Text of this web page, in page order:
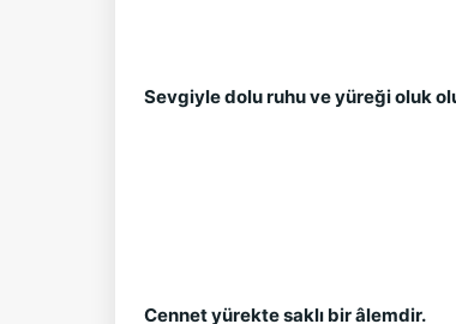
Sevgiyle dolu ruhu ve yüreği oluk
Cennet yürekte saklı bir âlemdir.